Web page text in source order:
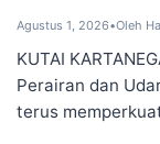
Agustus 1, 2026•Oleh
KUTAI
Perairan dan
terus